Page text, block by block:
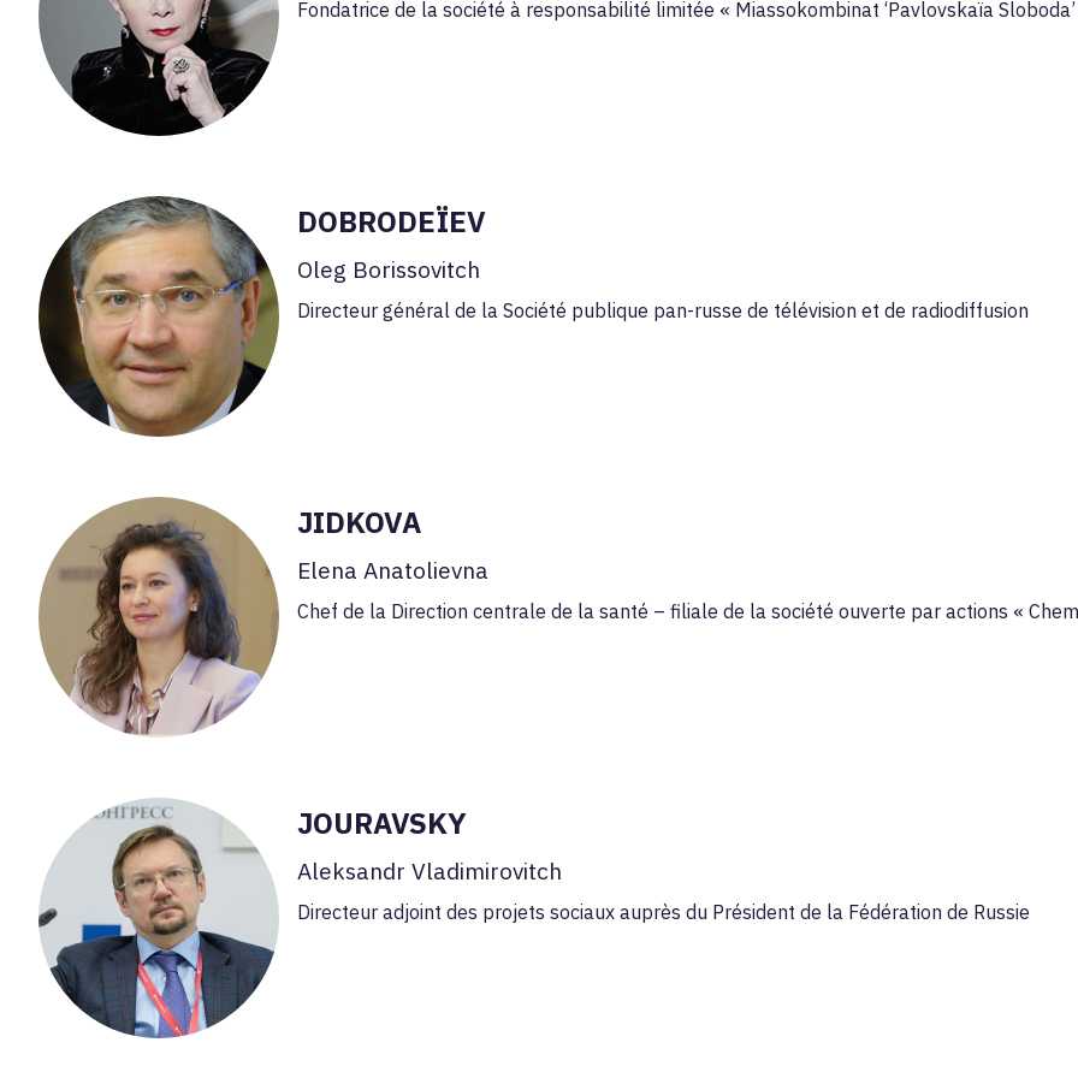
Fondatrice de la société à responsabilité limitée « Miassokombinat ‘Pavlovskaïa Sloboda’
DOBRODEÏEV
Oleg Borissovitch
Directeur général de la Société publique pan-russe de télévision et de radiodiffusion
JIDKOVA
Elena Anatolievna
Chef de la Direction centrale de la santé – filiale de la société ouverte par actions «
JOURAVSKY
Aleksandr Vladimirovitch
Directeur adjoint des projets sociaux auprès du Président de la Fédération de Russie